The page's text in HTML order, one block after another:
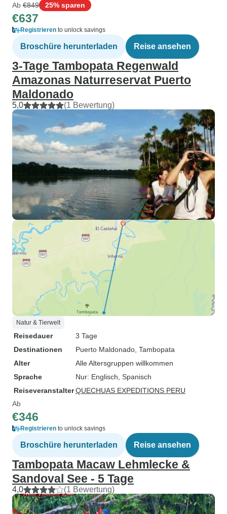
Ab €849 25% sparen
€637
Registrieren to unlock savings
Broschüre herunterladen Reise ansehen
3-Tage Tambopata Regenwald
Amazonas Naturreservat Puerto
Maldonado
5,0 (1 Bewertung)
Natur & Tierwelt
Reisedauer
3 Tage
Destinationen
Puerto Maldonado , Tambopata
Alter
Alle Altersgruppen willkommen
Sprache
Nur: Englisch, Spanisch
ReiseveranstalterQUECHUAS EXPEDITIONS PERU
Ab
€346
Registrieren to unlock savings
Broschüre herunterladen Reise ansehen
Tambopata Macaw Lehmlecke &
Sandoval See - 5 Tage
4,0 (1 Bewertung)